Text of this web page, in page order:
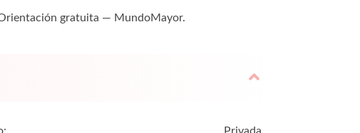
Orientación gratuita — MundoMayor.
Privada